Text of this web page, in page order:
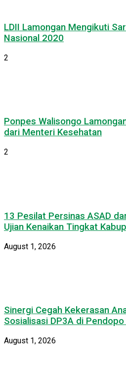
LDII Lamongan Mengikuti
Nasional 2020
2
Ponpes Walisongo
dari Menteri Kesehatan
2
13 Pesilat Persinas ASAD
Ujian Kenaikan Tingkat
August 1, 2026
Sinergi Cegah Kekerasan
Sosialisasi DP3A di
August 1, 2026